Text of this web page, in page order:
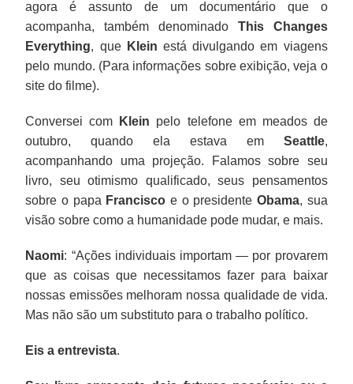
agora é assunto de um documentário que o
acompanha, também denominado This Changes
Everything, que Klein está divulgando em viagens
pelo mundo. (Para informações sobre exibição, veja o
site do filme).
Conversei com Klein pelo telefone em meados de
outubro, quando ela estava em Seattle,
acompanhando uma projeção. Falamos sobre seu
livro, seu otimismo qualificado, seus pensamentos
sobre o papa Francisco e o presidente Obama, sua
visão sobre como a humanidade pode mudar, e mais.
Naomi: “Ações individuais importam — por provarem
que as coisas que necessitamos fazer para baixar
nossas emissões melhoram nossa qualidade de vida.
Mas não são um substituto para o trabalho político.
Eis a entrevista.